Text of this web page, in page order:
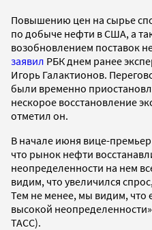
Повышению цен на сырье
по добыче нефти в США, а
возобновлением поставок
заявил РБК днем ранее
Игорь Галактионов.
были временно
нескорое восстановление
отметил он.
В начале июня вице-
что рынок нефти
неопределенности на нем
видим, что увеличился
Тем не менее, мы видим, что
высокой
ТАСС).